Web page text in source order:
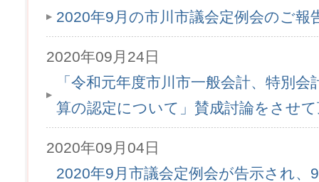
2020年9月の市川市議会定例会のご報
2020年09月24日
「令和元年度市川市一般会計、特別
算の認定について」賛成討論をさせ
2020年09月04日
2020年9月市議会定例会が告示され、